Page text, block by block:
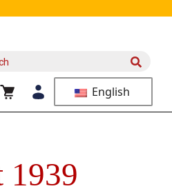
English
1939